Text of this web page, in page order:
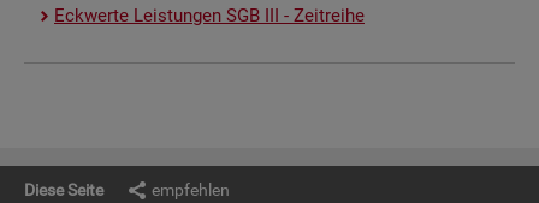
Eck­wer­te Leis­tun­gen SGB III - Zeit­rei­he
Diese Seite empfehlen